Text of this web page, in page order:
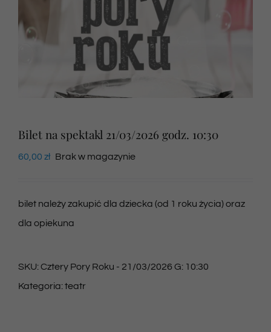
Newsletter
Bilet na spektakl 21/03/2026 godz. 10:30
60,00 zł Brak w magazynie
bilet należy zakupić dla dziecka (od 1 roku życia) oraz
dla opiekuna
SKU:Cztery Pory Roku - 21/03/2026 G: 10:30
Kategoria:teatr